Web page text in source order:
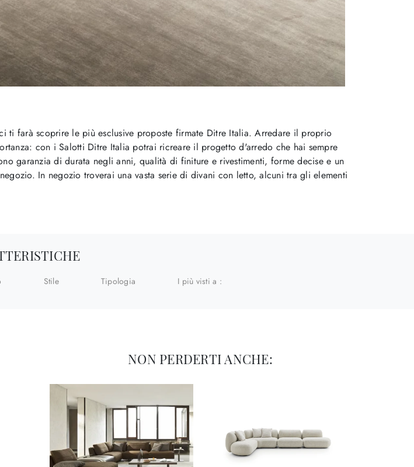
ti farà scoprire le più esclusive proposte firmate Ditre Italia. Arredare il proprio
con i Salotti Ditre Italia potrai ricreare il progetto d'arredo che hai sempre
garanzia di durata negli anni, qualità di finiture e rivestimenti, forme decise e un
In negozio troverai una vasta serie di divani con letto, alcuni tra gli elementi
Stile Tipologia I più visti a :
NON PERDERTI ANCHE: